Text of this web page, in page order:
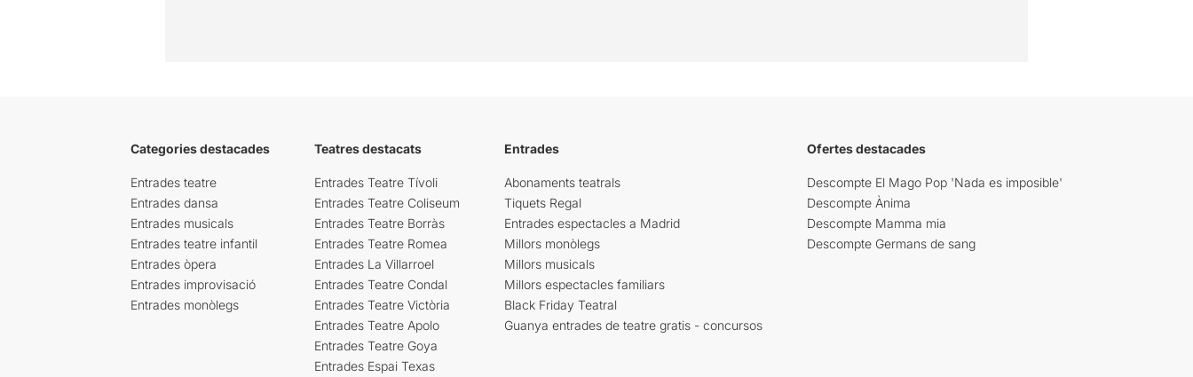
Categories destacades
Entrades teatre
Entrades dansa
Entrades musicals
Entrades teatre infantil
Entrades òpera
Entrades improvisació
Entrades monòlegs
Teatres destacats
Entrades Teatre Tívoli
Entrades Teatre Coliseum
Entrades Teatre Borràs
Entrades Teatre Romea
Entrades La Villarroel
Entrades Teatre Condal
Entrades Teatre Victòria
Entrades Teatre Apolo
Entrades Teatre Goya
Entrades Espai Texas
Entrades
Abonaments teatrals
Tiquets Regal
Entrades espectacles a Madrid
Millors monòlegs
Millors musicals
Millors espectacles familiars
Black Friday Teatral
Guanya entrades de teatre gratis - concursos
Ofertes destacades
Descompte El Mago Pop 'Nada es imposible'
Descompte Ànima
Descompte Mamma mia
Descompte Germans de sang